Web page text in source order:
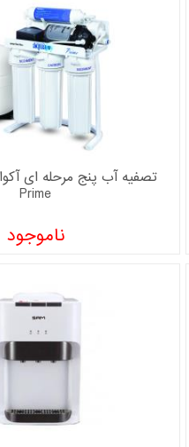
تصفیه آب پنج مرحله ای
Prime
ناموجود